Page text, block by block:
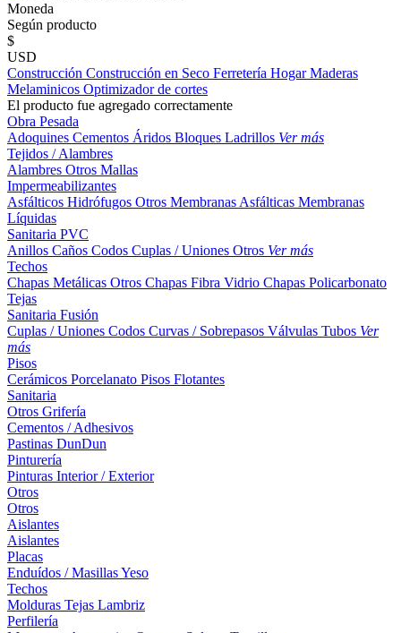
Moneda
Según producto
$
USD
Construcción Construcción en Seco Ferretería HogarMaderas
Melaminicos Optimizador de cortes
El producto fue agregado correctamente
Obra Pesada
Adoquines Cementos Áridos Bloques Ladrillos Ver más
Tejidos / Alambres
Alambres Otros Mallas
Impermeabilizantes
Asfálticos Hidrófugos Otros Membranas Asfálticas Membranas
Líquidas
Sanitaria PVC
Anillos Caños Codos Cuplas / Uniones Otros Ver más
Techos
Chapas Metálicas Otros Chapas Fibra Vidrio Chapas Policarbonato
Tejas
Sanitaria Fusión
Cuplas / Uniones Codos Curvas / Sobrepasos Válvulas Tubos Ver
más
Pisos
Cerámicos Porcelanato Pisos Flotantes
Sanitaria
Otros Grifería
Cementos / Adhesivos
Pastinas DunDun
Pinturería
Pinturas Interior / Exterior
Otros
Otros
Aislantes
Aislantes
Placas
Enduídos / MasillasYeso
Techos
Molduras Tejas Lambriz
Perfilería